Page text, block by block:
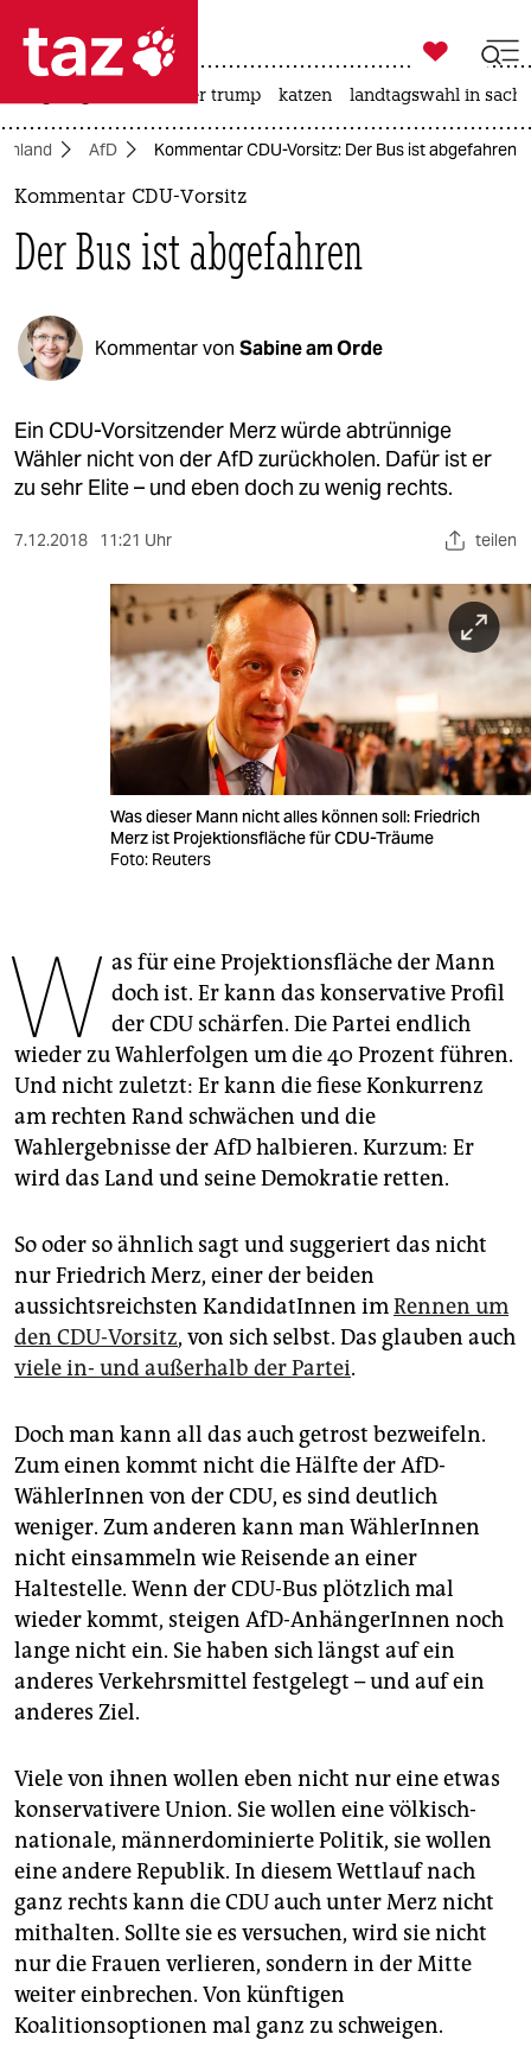
 taz zahl ich
taz zahl ich
politik
öko
gesellschaft
kultur
sport
berlin
veranstaltungen
abo
genossenschaft
epaper login

taz zahl ich
usa unter trump katzen landtagswahl in
AfD Kommentar CDU-Vorsitz: Der Bus ist abgefahren
Kommentar CDU-Vorsitz
Der Bus ist abgefahren
Kommentar von Sabine am Orde
Ein CDU-Vorsitzender Merz würde abtrünnige
Wähler nicht von der AfD zurückholen. Dafür ist er
zu sehr Elite – und eben doch zu wenig rechts.
7.12.2018 11:21 Uhr teilen
Was dieser Mann nicht alles können soll: Friedrich
Merz ist Projektionsfläche für CDU-Träume
Foto: Reuters
W as für eine Projektionsfläche der Mann
doch ist. Er kann das konservative Profil
der CDU schärfen. Die Partei endlich
wieder zu Wahlerfolgen um die 40 Prozent führen.
Und nicht zuletzt: Er kann die fiese Konkurrenz
am rechten Rand schwächen und die
Wahlergebnisse der AfD halbieren. Kurzum: Er
wird das Land und seine Demokratie retten.
So oder so ähnlich sagt und suggeriert das nicht
nur Friedrich Merz, einer der beiden
aussichtsreichsten KandidatInnen imRennen um
den CDU-Vorsitz, von sich selbst. Das glauben auch
viele in- und außerhalb der Partei.
Doch man kann all das auch getrost bezweifeln.
Zum einen kommt nicht die Hälfte der AfD-
WählerInnen von der CDU, es sind deutlich
weniger. Zum anderen kann man WählerInnen
nicht einsammeln wie Reisende an einer
Haltestelle. Wenn der CDU-Bus plötzlich mal
wieder kommt, steigen AfD-AnhängerInnen noch
lange nicht ein. Sie haben sich längst auf ein
anderes Verkehrsmittel festgelegt – und auf ein
anderes Ziel.
Viele von ihnen wollen eben nicht nur eine etwas
konservativere Union. Sie wollen eine völkisch-
nationale, männerdominierte Politik, sie wollen
eine andere Republik. In diesem Wettlauf nach
ganz rechts kann die CDU auch unter Merz nicht
mithalten. Sollte sie es versuchen, wird sie nicht
nur die Frauen verlieren, sondern in der Mitte
weiter einbrechen. Von künftigen
Koalitionsoptionen mal ganz zu schweigen.